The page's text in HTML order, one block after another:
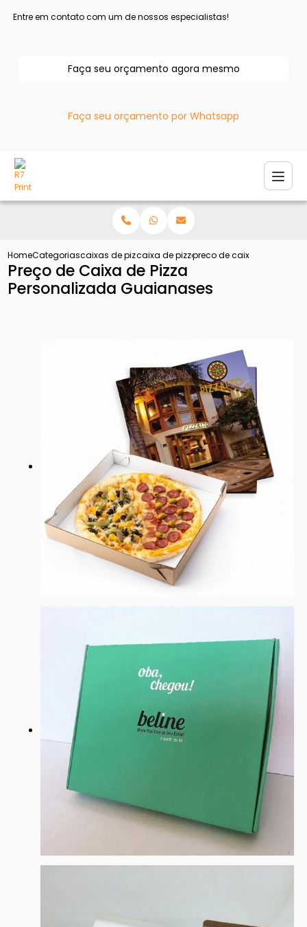
Entre em contato com um de nossos especialistas!
Faça seu orçamento agora mesmo
Faça seu orçamento por Whatsapp
HomeCategoriascaixas de pizzacaixa de pizzapreco de caixa de pizza
Preço de Caixa de Pizza
Personalizada Guaianases